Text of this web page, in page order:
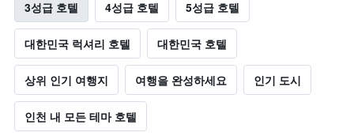
트
에
는
객
실
평
균
요
금
3성급 호텔 4성급 호텔 5성급 호텔
대한민국 럭셔리 호텔 대한민국 호텔
상위 인기 여행지 여행을 완성하세요 인기 도시
인천 내 모든 테마 호텔